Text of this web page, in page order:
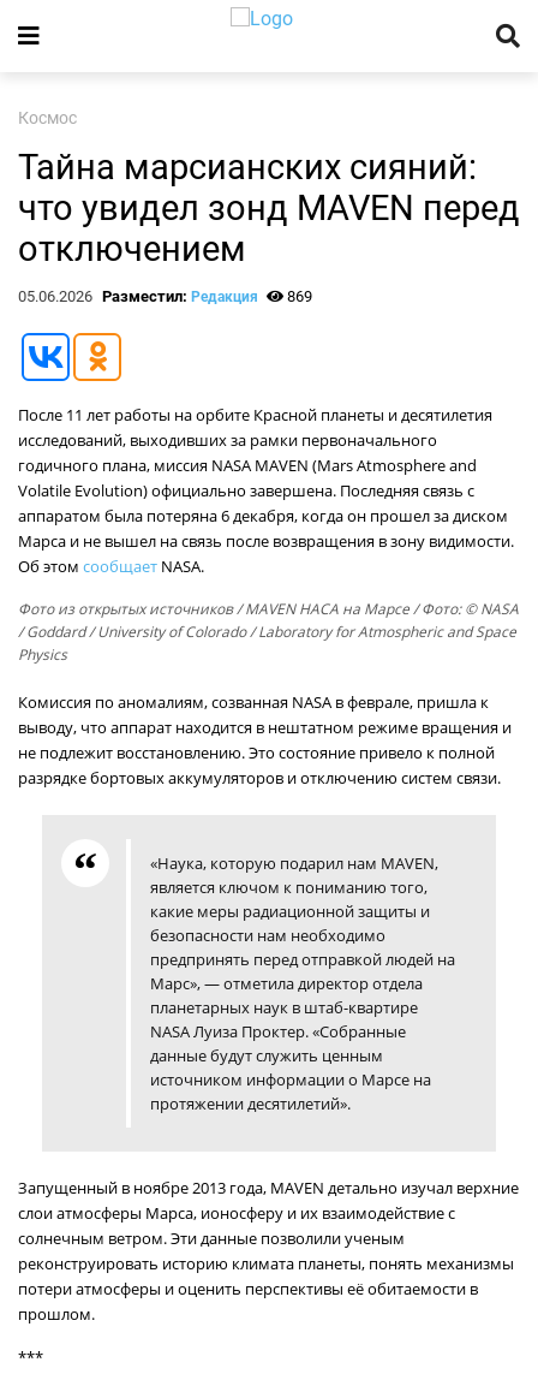
Космос
Тайна марсианских сияний:
что увидел зонд MAVEN перед
отключением
05.06.2026 Разместил: Редакция 869
После 11 лет работы на орбите Красной планеты и десятилетия
исследований, выходивших за рамки первоначального
годичного плана, миссия NASA MAVEN (Mars Atmosphere and
Volatile Evolution) официально завершена. Последняя связь с
аппаратом была потеряна 6 декабря, когда он прошел за диском
Марса и не вышел на связь после возвращения в зону видимости.
Об этом сообщает NASA.
Фото из открытых источников/ MAVEN НАСА на Марсе / Фото: © NASA
/ Goddard / University of Colorado / Laboratory for Atmospheric and Space
Physics
Комиссия по аномалиям, созванная NASA в феврале, пришла к
выводу, что аппарат находится в нештатном режиме вращения и
не подлежит восстановлению. Это состояние привело к полной
разрядке бортовых аккумуляторов и отключению систем связи.
«Наука, которую подарил нам MAVEN,
является ключом к пониманию того,
какие меры радиационной защиты и
безопасности нам необходимо
предпринять перед отправкой людей на
Марс», — отметила директор отдела
планетарных наук в штаб-квартире
NASA Луиза Проктер. «Собранные
данные будут служить ценным
источником информации о Марсе на
протяжении десятилетий».
Запущенный в ноябре 2013 года, MAVEN детально изучал верхние
слои атмосферы Марса, ионосферу и их взаимодействие с
солнечным ветром. Эти данные позволили ученым
реконструировать историю климата планеты, понять механизмы
потери атмосферы и оценить перспективы её обитаемости в
прошлом.
***